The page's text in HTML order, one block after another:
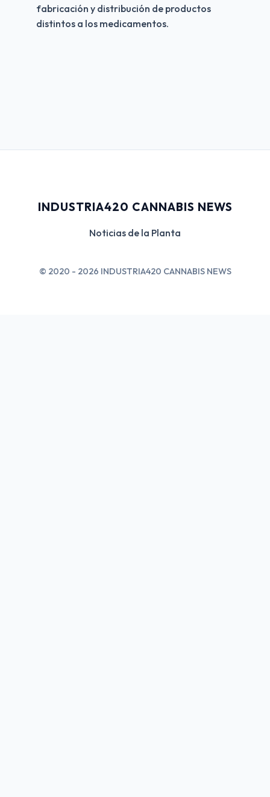
fabricación y distribución de productos
distintos a los medicamentos.
INDUSTRIA420 CANNABIS NEWS
Noticias de la Planta
© 2020 - 2026 INDUSTRIA420 CANNABIS NEWS